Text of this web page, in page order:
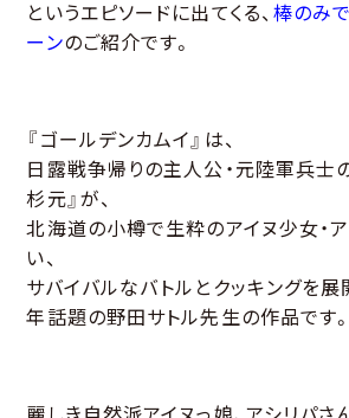
というエピソードに出てくる、棒のみ
ーンのご紹介です。
『ゴールデンカムイ』は、
日露戦争帰りの主人公・元陸軍兵士
杉元』が、
北海道の小樽で生粋のアイヌ少女・
い、
サバイバルなバトルとクッキングを展
年話題の野田サトル先生の作品です。